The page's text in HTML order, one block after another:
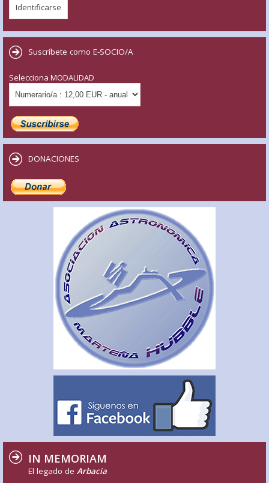
Suscríbete como E-SOCIO/A
Selecciona MODALIDAD
DONACIONES
IN MEMORIAM
El legado de Arbacia